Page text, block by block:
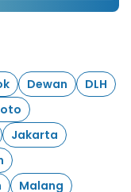
Dewan
DLH
Jakarta
Malang